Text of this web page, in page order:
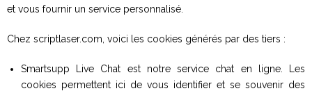
et vous fournir un service personnalisé.
Chez scriptlaser.com, voici les cookies générés par des tiers :
Smartsupp Live Chat est notre service chat en ligne. Les
cookies permettent ici de vous identifier et se souvenir des